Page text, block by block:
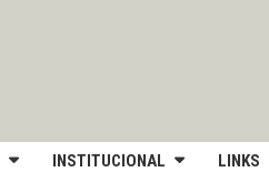
INSTITUCIONAL LINKS